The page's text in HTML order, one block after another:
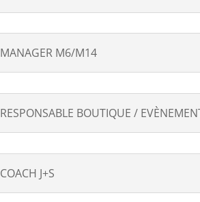
MANAGER M6/M14
RESPONSABLE BOUTIQUE /
COACH J+S